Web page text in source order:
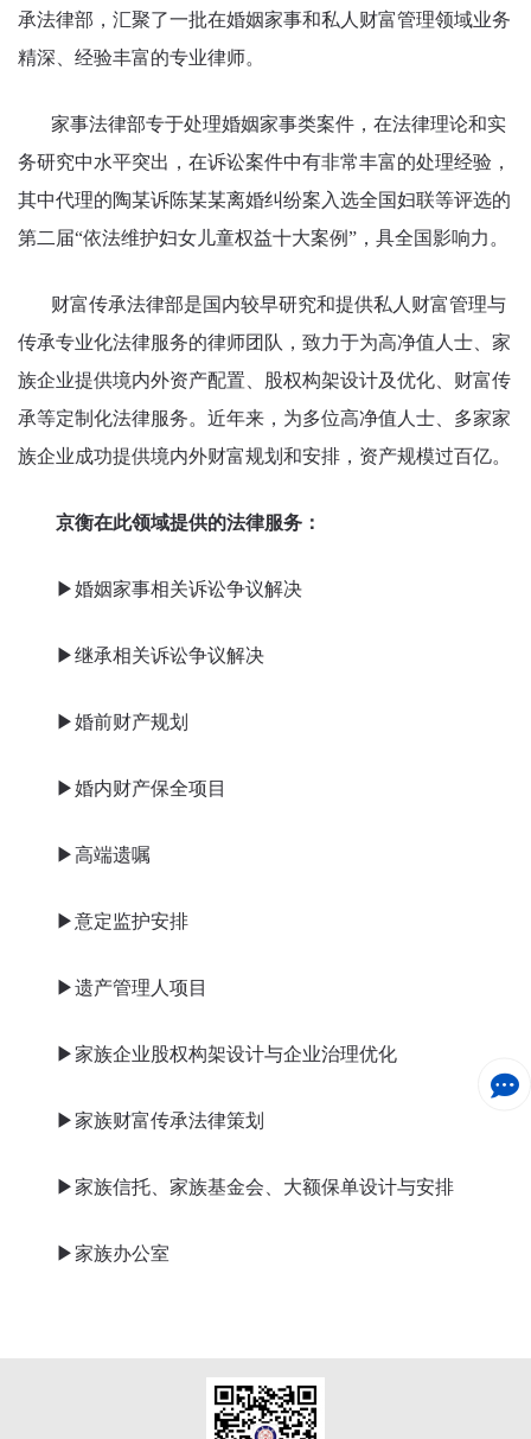
承法律部，汇聚了一批在婚姻家事和私人财富管理领域业务
精深、经验丰富的专业律师。
家事法律部专于处理婚姻家事类案件，在法律理论和实
务研究中水平突出，在诉讼案件中有非常丰富的处理经验，
其中代理的陶某诉陈某某离婚纠纷案入选全国妇联等评选的
第二届“依法维护妇女儿童权益十大案例”，具全国影响力。
财富传承法律部是国内较早研究和提供私人财富管理与
传承专业化法律服务的律师团队，致力于为高净值人士、家
族企业提供境内外资产配置、股权构架设计及优化、财富传
承等定制化法律服务。近年来，为多位高净值人士、多家家
族企业成功提供境内外财富规划和安排，资产规模过百亿。
京衡在此领域提供的法律服务：
▶婚姻家事相关诉讼争议解决
▶继承相关诉讼争议解决
▶婚前财产规划
▶婚内财产保全项目
▶高端遗嘱
▶意定监护安排
▶遗产管理人项目
▶家族企业股权构架设计与企业治理优化
▶家族财富传承法律策划
▶家族信托、家族基金会、大额保单设计与安排
▶家族办公室